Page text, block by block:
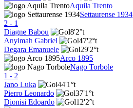
Aquila Trento
Settaurense 1934
2 - 1
Diagne Babou
8'2°t
Anyimah Gabriel
47'2°t
Degara Emanuele
29'2°t
Arco 1895
Nago Torbole
1 - 2
Jano Luka
44'1°t
Pierro Leonardo
37'1°t
Dionisi Edoardo
12'2°t